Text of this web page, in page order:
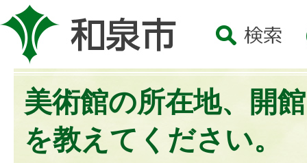
美術館の所在地、開
を教えてください。